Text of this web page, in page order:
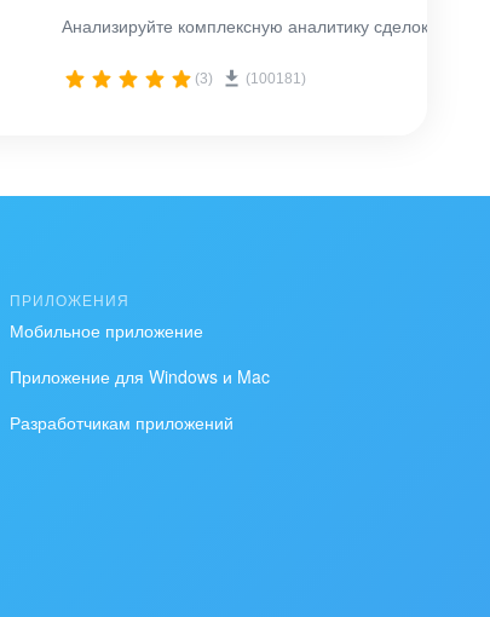
Анализируйте комплексную аналитику сделок
(3) (100181)
ПРИЛОЖЕНИЯ
Мобильное приложение
Приложение для Windows и Mac
Разработчикам приложений